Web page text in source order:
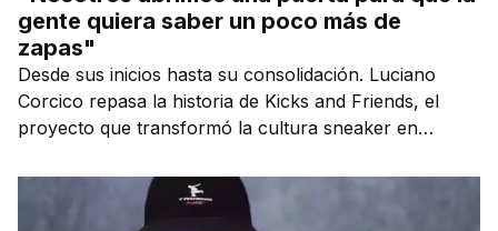
gente quiera saber un poco más de
zapas"
Desde sus inicios hasta su consolidación. Luciano
Corcico repasa la historia de Kicks and Friends, el
proyecto que transformó la cultura sneaker en